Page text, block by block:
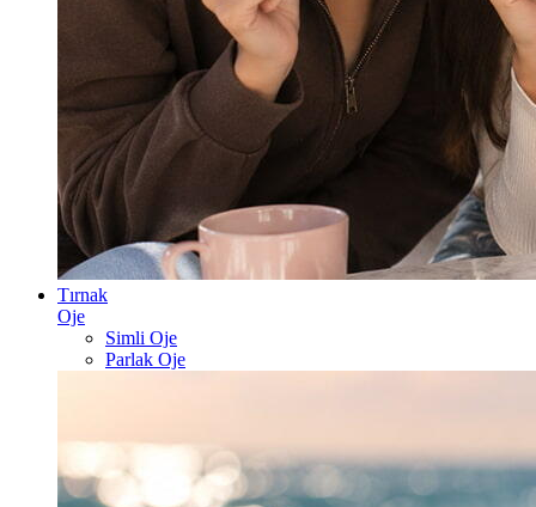
Tırnak
Oje
Simli Oje
Parlak Oje